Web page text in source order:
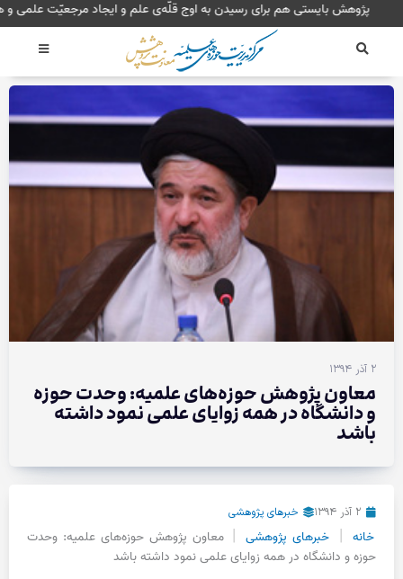
به
پژوهش بایستی هم برای رسیدن به اوج قلّه‌ی علم و ایجاد
۲ آذر ۱۳۹۴
معاون پژوهش حوزه‌های علمیه: وحدت حوزه
و دانشگاه در همه زوایای علمی نمود داشته
باشد
۲ آذر ۱۳۹۴ خبرهای پژوهشی
خانه | خبرهای پژوهشی | معاون پژوهش حوزه‌های علمیه: وحدت
حوزه و دانشگاه در همه زوایای علمی نمود داشته باشد